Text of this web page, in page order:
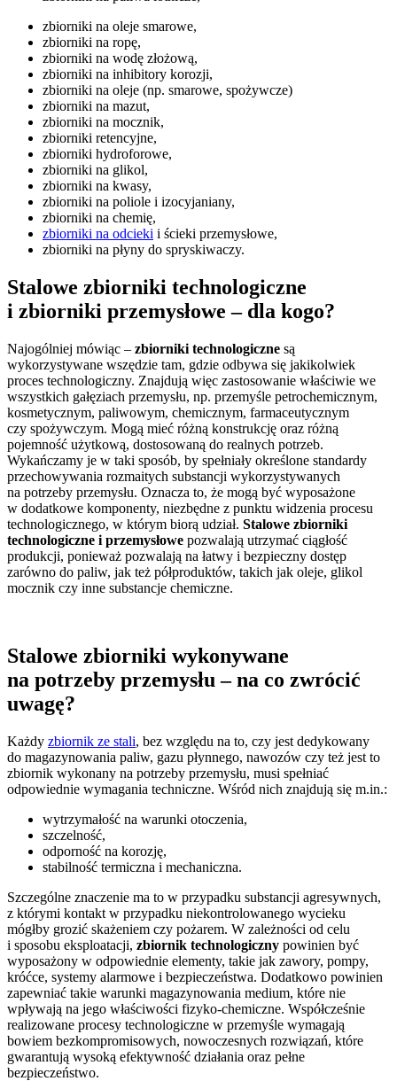
zbiorniki na oleje smarowe,
zbiorniki na ropę,
zbiorniki na wodę złożową,
zbiorniki na inhibitory korozji,
zbiorniki na oleje (np. smarowe, spożywcze)
zbiorniki na mazut,
zbiorniki na mocznik,
zbiorniki retencyjne,
zbiorniki hydroforowe,
zbiorniki na glikol,
zbiorniki na kwasy,
zbiorniki na poliole i izocyjaniany,
zbiorniki na chemię,
zbiorniki na odcieki i ścieki przemysłowe,
zbiorniki na płyny do spryskiwaczy.
Stalowe zbiorniki technologiczne
i zbiorniki przemysłowe – dla kogo?
Najogólniej mówiąc – zbiorniki technologiczne są
wykorzystywane wszędzie tam, gdzie odbywa się jakikolwiek
proces technologiczny. Znajdują więc zastosowanie właściwie we
wszystkich gałęziach przemysłu, np. przemyśle petrochemicznym,
kosmetycznym, paliwowym, chemicznym, farmaceutycznym
czy spożywczym. Mogą mieć różną konstrukcję oraz różną
pojemność użytkową, dostosowaną do realnych potrzeb.
Wykańczamy je w taki sposób, by spełniały określone standardy
przechowywania rozmaitych substancji wykorzystywanych
na potrzeby przemysłu. Oznacza to, że mogą być wyposażone
w dodatkowe komponenty, niezbędne z punktu widzenia procesu
technologicznego, w którym biorą udział. Stalowe zbiorniki
technologiczne i przemysłowe pozwalają utrzymać ciągłość
produkcji, ponieważ pozwalają na łatwy i bezpieczny dostęp
zarówno do paliw, jak też półproduktów, takich jak oleje, glikol
mocznik czy inne substancje chemiczne.
Stalowe zbiorniki wykonywane
na potrzeby przemysłu – na co zwrócić
uwagę?
Każdy zbiornik ze stali, bez względu na to, czy jest dedykowany
do magazynowania paliw, gazu płynnego, nawozów czy też jest to
zbiornik wykonany na potrzeby przemysłu, musi spełniać
odpowiednie wymagania techniczne. Wśród nich znajdują się m.in.:
wytrzymałość na warunki otoczenia,
szczelność,
odporność na korozję,
stabilność termiczna i mechaniczna.
Szczególne znaczenie ma to w przypadku substancji agresywnych,
z którymi kontakt w przypadku niekontrolowanego wycieku
mógłby grozić skażeniem czy pożarem. W zależności od celu
i sposobu eksploatacji, zbiornik technologiczny powinien być
wyposażony w odpowiednie elementy, takie jak zawory, pompy,
króćce, systemy alarmowe i bezpieczeństwa. Dodatkowo powinien
zapewniać takie warunki magazynowania medium, które nie
wpływają na jego właściwości fizyko-chemiczne. Współcześnie
realizowane procesy technologiczne w przemyśle wymagają
bowiem bezkompromisowych, nowoczesnych rozwiązań, które
gwarantują wysoką efektywność działania oraz pełne
bezpieczeństwo.